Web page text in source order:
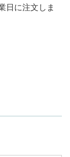
日に注文しま